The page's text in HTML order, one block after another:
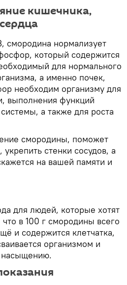
кишечника,
смородина нормализует
который содержится
для нормального
а именно почек,
необходим организму для
выполнения функций
а также для роста
смородины, поможет
укрепить стенки сосудов, а
на вашей памяти и
для людей, которые хотят
в 100 г смородины всего
и содержится клетчатка,
организмом и
насыщению.